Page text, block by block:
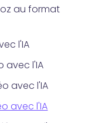
au format
l'IA
avec l'IA
avec l'IA
avec l'IA